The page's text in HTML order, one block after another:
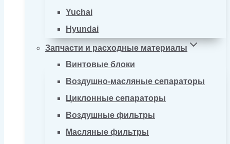
Yuchai
Hyundai
Запчасти и расходные материалы
Винтовые блоки
Воздушно-масляные сепараторы
Циклонные сепараторы
Воздушные фильтры
Масляные фильтры